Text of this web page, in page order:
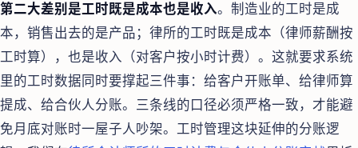
第二大差别是工时既是成本也是收入。制造业的工时是成
本，销售出去的是产品；律所的工时既是成本（律师薪酬按
工时算），也是收入（对客户按小时计费）。这就要求系统
里的工时数据同时要撑起三件事：给客户开账单、给律师算
提成、给合伙人分账。三条线的口径必须严格一致，才能避
免月底对账时一屋子人吵架。工时管理这块延伸的分账逻